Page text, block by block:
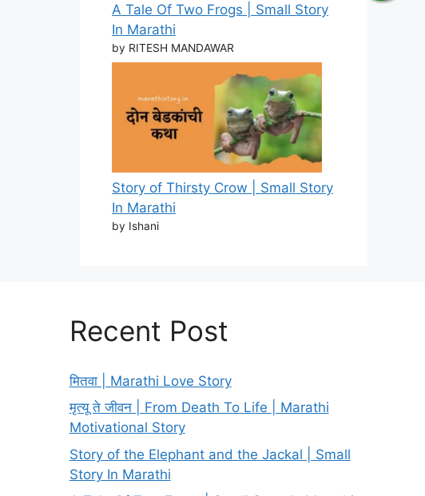
A Tale Of Two Frogs | Small Story
In Marathi
by RITESH MANDAWAR
Story of Thirsty Crow | Small Story
In Marathi
by Ishani
Recent Post
मितवा | Marathi Love Story
मृत्यू ते जीवन | From Death To Life | Marathi
Motivational Story
Story of the Elephant and the Jackal | Small
Story In Marathi